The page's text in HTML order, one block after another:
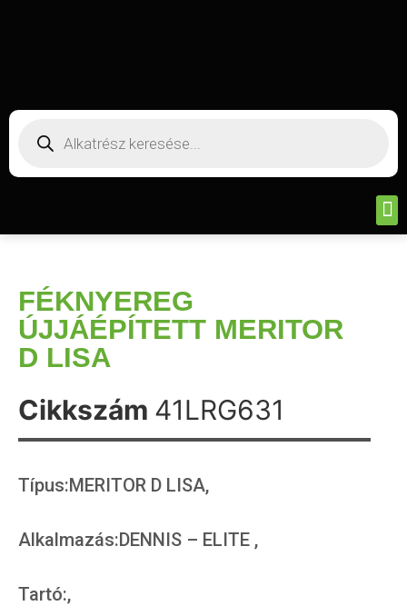
FÉKNYEREG
ÚJJÁÉPÍTETT MERITOR
D LISA
Cikkszám 41LRG631
Típus:MERITOR D LISA,
Alkalmazás:DENNIS – ELITE ,
Tartó:,